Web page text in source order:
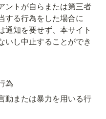
ントが自らまたは第三者
する行為をした場合に
通知を要せず、本サイト
いし中止することができ
為
動または暴力を用いる行